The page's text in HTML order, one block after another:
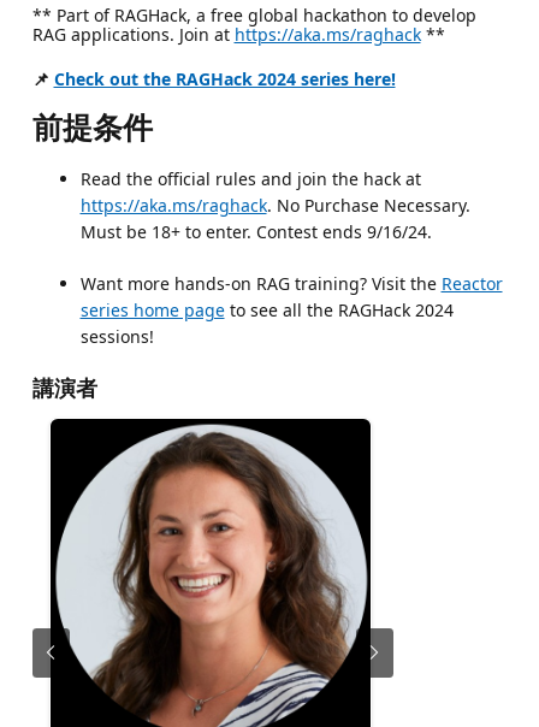
** Part of RAGHack, a free global hackathon to develop
RAG applications. Join at https://aka.ms/raghack**
📌 Check out the RAGHack 2024 series here!
前提条件
Read the official rules and join the hack at
https://aka.ms/raghack. No Purchase Necessary.
Must be 18+ to enter. Contest ends 9/16/24.
Want more hands-on RAG training? Visit the Reactor
series home pageto see all the RAGHack 2024
sessions!
講演者